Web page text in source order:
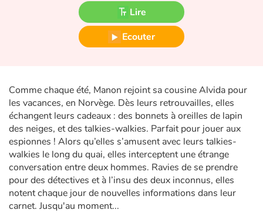
Écologie, nature, saisons
Voyage, épopée, enquête, aventure
Autour du monde
Apprentissage
Art, espace, activité
Documentaires
Lire
Ecouter
Comme chaque été, Manon rejoint sa cousine Alvida pour
les vacances, en Norvège. Dès leurs retrouvailles, elles
échangent leurs cadeaux : des bonnets à oreilles de lapin
des neiges, et des talkies-walkies. Parfait pour jouer aux
espionnes ! Alors qu’elles s’amusent avec leurs talkies-
walkies le long du quai, elles interceptent une étrange
conversation entre deux hommes. Ravies de se prendre
pour des détectives et à l’insu des deux inconnus, elles
notent chaque jour de nouvelles informations dans leur
carnet. Jusqu'au moment...